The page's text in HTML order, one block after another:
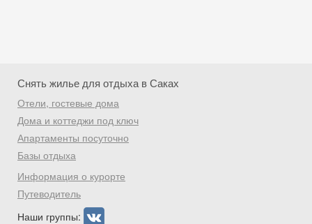
Снять жилье для отдыха в Саках
Отели, гостевые дома
Дома и коттеджи под ключ
Апартаменты посуточно
Базы отдыха
Информация о курорте
Путеводитель
Наши группы:
Скидка −5%
Хочешь дешевле? Оставь почту и получи
промокод на первое бронирование!